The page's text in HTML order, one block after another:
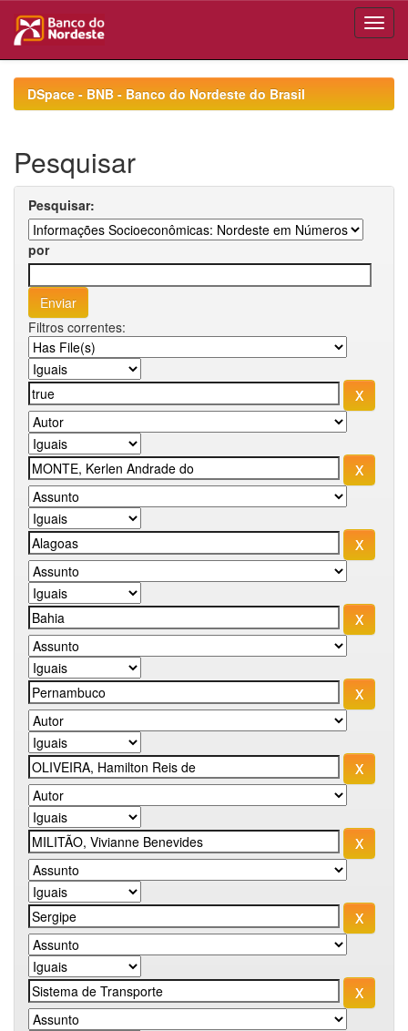
navigationDSpace - BNB - Banco do Nordeste do Brasil
Pesquisar
Pesquisar:
por
Filtros correntes: